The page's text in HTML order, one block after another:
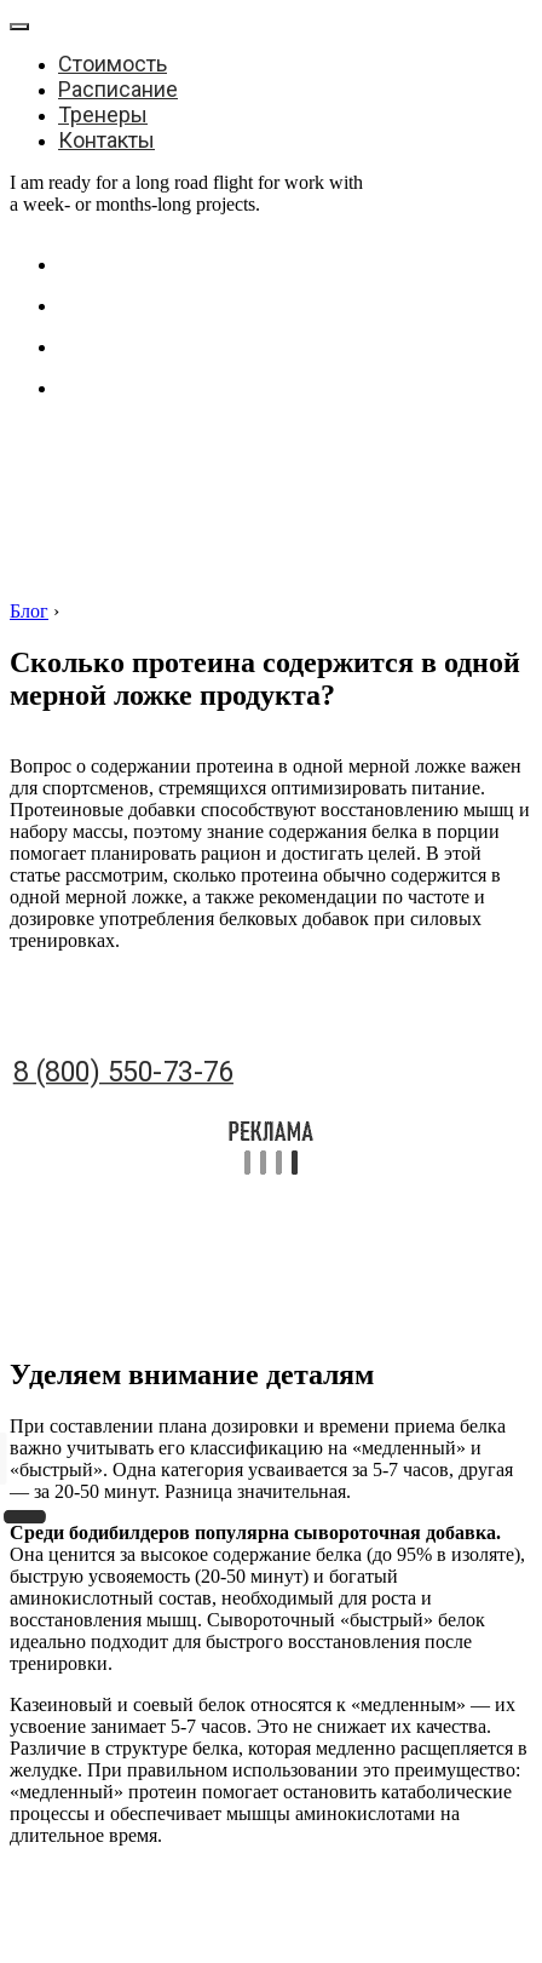
Стоимость
Расписание
Тренеры
Контакты
I am ready for a long road flight for work with
a week- or months-long projects.
8 (800) 550-73-76
Блог ›
Сколько протеина содержится в одной
мерной ложке продукта?
Вопрос о содержании протеина в одной мерной ложке важен
для спортсменов, стремящихся оптимизировать питание.
Протеиновые добавки способствуют восстановлению мышц и
набору массы, поэтому знание содержания белка в порции
помогает планировать рацион и достигать целей. В этой
статье рассмотрим, сколько протеина обычно содержится в
одной мерной ложке, а также рекомендации по частоте и
дозировке употребления белковых добавок при силовых
тренировках.
Уделяем внимание деталям
При составлении плана дозировки и времени приема белка
важно учитывать его классификацию на «медленный» и
«быстрый». Одна категория усваивается за 5-7 часов, другая
— за 20-50 минут. Разница значительная.
Среди бодибилдеров популярна сывороточная добавка.
Она ценится за высокое содержание белка (до 95% в изоляте),
быструю усвояемость (20-50 минут) и богатый
аминокислотный состав, необходимый для роста и
восстановления мышц. Сывороточный «быстрый» белок
идеально подходит для быстрого восстановления после
тренировки.
Казеиновый и соевый белок относятся к «медленным» — их
усвоение занимает 5-7 часов. Это не снижает их качества.
Различие в структуре белка, которая медленно расщепляется в
желудке. При правильном использовании это преимущество:
«медленный» протеин помогает остановить катаболические
процессы и обеспечивает мышцы аминокислотами на
длительное время.